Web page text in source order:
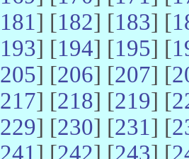
181] [182] [183] [
193] [194] [195] [
205] [206] [207] [
217] [218] [219] [
229] [230] [231] [
241] [242] [243] [